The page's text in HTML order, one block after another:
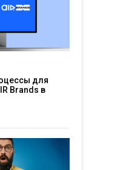
для
Brands в